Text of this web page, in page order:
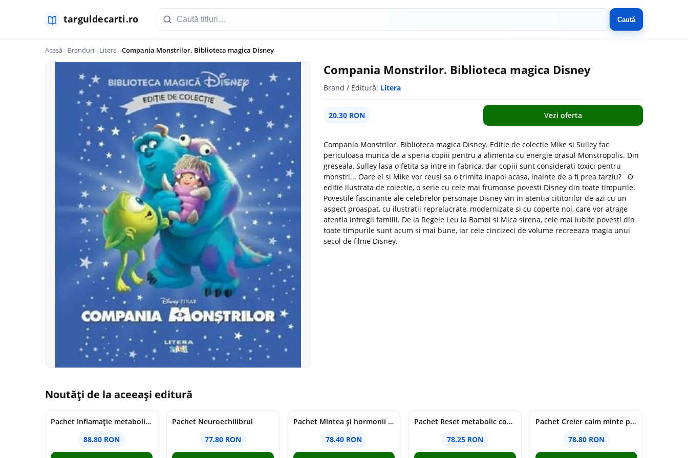
Caută
Acasă Branduri Litera Compania Monstrilor. Biblioteca magica Disney
Compania Monstrilor. Biblioteca magica Disney
Brand / Editură: Litera
20.30 RON Vezi oferta
Compania Monstrilor. Biblioteca magica Disney. Editie de colectie Mike si Sulley fac
periculoasa munca de a speria copiii pentru a alimenta cu energie orasul Monstropolis. Din
greseala, Sulley lasa o fetita sa intre in fabrica, dar copiii sunt considerati toxici pentru
monstri... Oare el si Mike vor reusi sa o trimita inapoi acasa, inainte de a fi prea tarziu? O
editie ilustrata de colectie, o serie cu cele mai frumoase povesti Disney din toate timpurile.
Povestile fascinante ale celebrelor personaje Disney vin in atentia cititorilor de azi cu un
aspect proaspat, cu ilustratii reprelucrate, modernizate si cu coperte noi, care vor atrage
atentia intregii familii. De la Regele Leu la Bambi si Mica sirena, cele mai iubite povesti din
toate timpurile sunt acum si mai bune, iar cele cincizeci de volume recreeaza magia unui
secol de filme Disney.
Noutăți de la aceeași editură
Pachet Inflamație metabolism și creier
88.80 RON
Pachet Neuroechilibrul
77.80 RON
Pachet Mintea și hormonii tăi
78.40 RON
Pachet Reset metabolic complet
78.25 RON
Pachet Creier calm minte puternică
78.80 RON